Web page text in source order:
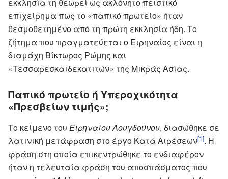
επιχείρημα πως το «παπικό πρωτείο» ήταν
θεσμοθετημένο από τη πρώτη εκκλησία ήδη. Το
ζήτημα που πραγματεύεται ο Ειρηναίος είναι η
διαμάχη Βίκτωρος Ρώμης και
«Τεσσαρεσκαιδεκατιτών» της Μικράς Ασίας.
Παπικό πρωτείο ή Υπεροχικότητα
«Πρεσβείων τιμής»;
Το κείμενο του Ειρηναίου Λουγδούνου, διασώθηκε σε
λατινική μετάφραση στο έργο Κατά Αιρέσεων[1]. H
φράση στη οποία επικεντρώθηκε το ενδιαφέρον
ήταν η τελευταία φράση του αποσπάσματος που